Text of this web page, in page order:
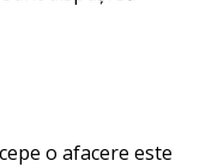
o afacere este